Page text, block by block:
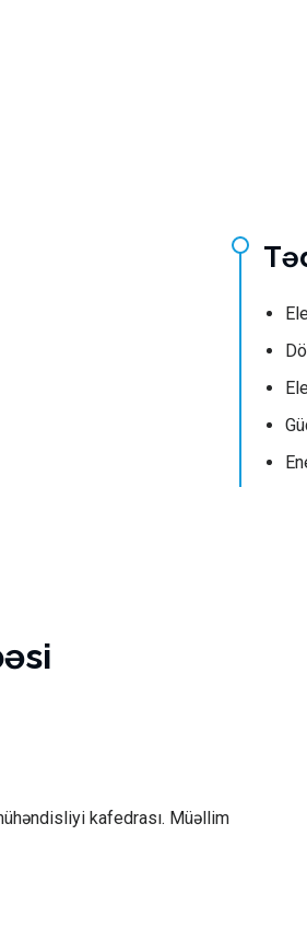
kafedrası. Müəllim